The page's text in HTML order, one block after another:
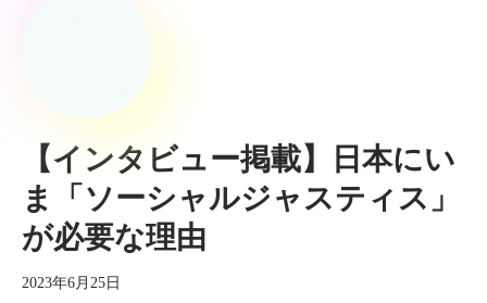
【インタビュー掲載】日本にい
ま「ソーシャルジャスティス」
が必要な理由
2023年6月25日